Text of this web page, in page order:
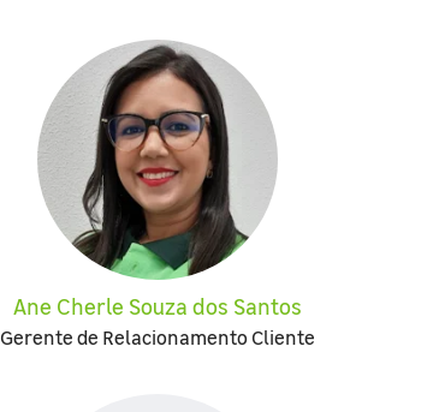
Ane Cherle Souza dos Santos
Gerente de Relacionamento Cliente